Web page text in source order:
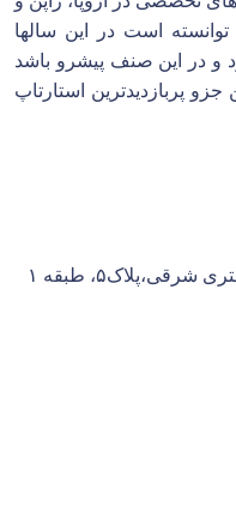
توانسته است در این سالها
و در این صنف پیشرو باشد
پربازدیدترین استارتاپ
طبقه ۱